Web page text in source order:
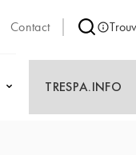
Contact
TRESPA.INFO